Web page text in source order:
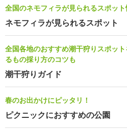
全国のネモフィラが見られるスポッ
ネモフィラが見られるスポット
全国各地のおすすめ潮干狩りスポッ
るもの採り方のコツも
潮干狩りガイド
春のお出かけにピッタリ！
ピクニックにおすすめの公園